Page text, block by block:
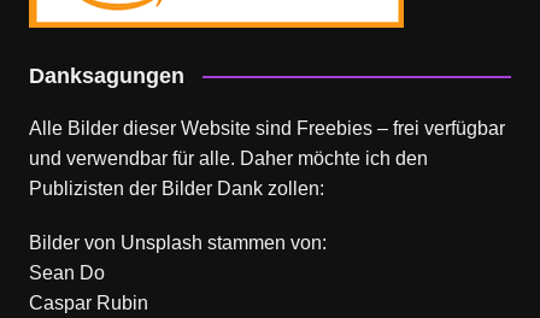
Danksagungen
Alle Bilder dieser Website sind Freebies – frei verfügbar
und verwendbar für alle. Daher möchte ich den
Publizisten der Bilder Dank zollen:
Bilder von Unsplash stammen von:
Sean Do
Caspar Rubin